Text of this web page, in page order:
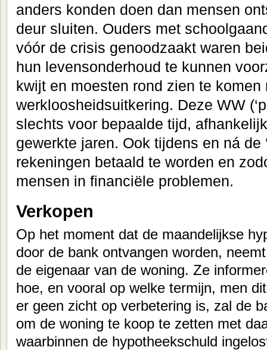
anders konden doen dan mensen
deur sluiten. Ouders met
vóór de crisis genoodzaakt waren
hun levensonderhoud te kunnen
kwijt en moesten rond zien te komen
werkloosheidsuitkering. Deze WW
slechts voor bepaalde tijd,
gewerkte jaren. Ook tijdens en ná de
rekeningen betaald te worden en
mensen in financiële problemen.
Verkopen
Op het moment dat de maandelijkse
door de bank ontvangen worden,
de eigenaar van de woning. Ze
hoe, en vooral op welke termijn, men
er geen zicht op verbetering is, zal de
om de woning te koop te zetten met
waarbinnen de hypotheekschuld